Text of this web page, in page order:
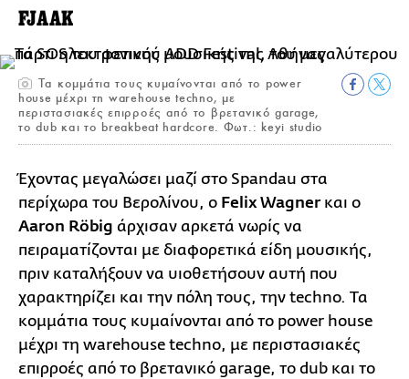
FJAAK
Τα κομμάτια τους κυμαίνονται από το power
house μέχρι τη warehouse techno, με
περιστασιακές επιρροές από το βρετανικό garage,
το dub και το breakbeat hardcore. Φωτ.: keyi studio
Έχοντας μεγαλώσει μαζί στο Spandau στα
περίχωρα του Βερολίνου, ο Felix Wagnerκαι ο
Aaron Röbig άρχισαν αρκετά νωρίς να
πειραματίζονται με διαφορετικά είδη μουσικής,
πριν καταλήξουν να υιοθετήσουν αυτή που
χαρακτηρίζει και την πόλη τους, την techno. Τα
κομμάτια τους κυμαίνονται από το power house
μέχρι τη warehouse techno, με περιστασιακές
επιρροές από το βρετανικό garage, το dub και το